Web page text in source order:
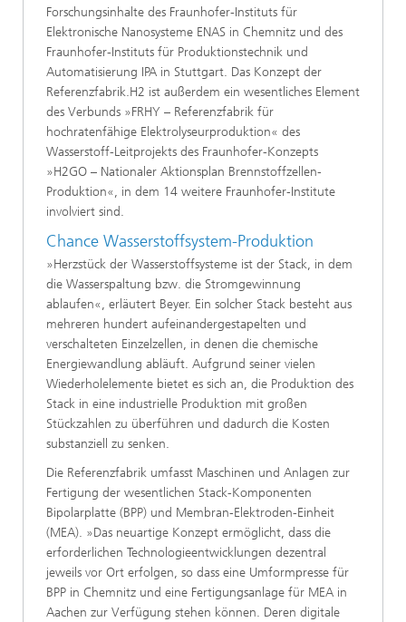
Forschungsinhalte des Fraunhofer-Instituts für
Elektronische Nanosysteme ENAS in Chemnitz und des
Fraunhofer-Instituts für Produktionstechnik und
Automatisierung IPA in Stuttgart. Das Konzept der
Referenzfabrik.H2 ist außerdem ein wesentliches Element
des Verbunds »FRHY – Referenzfabrik für
hochratenfähige Elektrolyseurproduktion« des
Wasserstoff-Leitprojekts des Fraunhofer-Konzepts
»H2GO – Nationaler Aktionsplan Brennstoffzellen-
Produktion«, in dem 14 weitere Fraunhofer-Institute
involviert sind.
Chance Wasserstoffsystem-Produktion
»Herzstück der Wasserstoffsysteme ist der Stack, in dem
die Wasserspaltung bzw. die Stromgewinnung
ablaufen«, erläutert Beyer. Ein solcher Stack besteht aus
mehreren hundert aufeinandergestapelten und
verschalteten Einzelzellen, in denen die chemische
Energiewandlung abläuft. Aufgrund seiner vielen
Wiederholelemente bietet es sich an, die Produktion des
Stack in eine industrielle Produktion mit großen
Stückzahlen zu überführen und dadurch die Kosten
substanziell zu senken.
Die Referenzfabrik umfasst Maschinen und Anlagen zur
Fertigung der wesentlichen Stack-Komponenten
Bipolarplatte (BPP) und Membran-Elektroden-Einheit
(MEA). »Das neuartige Konzept ermöglicht, dass die
erforderlichen Technologieentwicklungen dezentral
jeweils vor Ort erfolgen, so dass eine Umformpresse für
BPP in Chemnitz und eine Fertigungsanlage für MEA in
Aachen zur Verfügung stehen können. Deren digitale